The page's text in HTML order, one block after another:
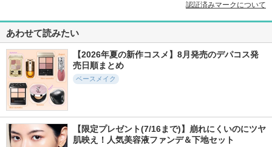
認証済みマークについて
あわせて読みたい
【2026年夏の新作コスメ】8月発売のデパコス発
売日順まとめ
ベースメイク
【限定プレゼント(7/16まで)】崩れにくいのにツヤ
肌映え！人気美容液ファンデ＆下地セット